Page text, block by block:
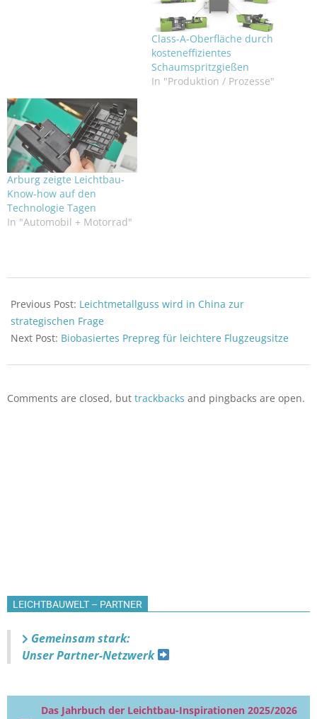
Class-A-Oberfläche durch
kosteneffizientes
Schaumspritzgießen
In "Produktion / Prozesse"
Arburg zeigte Leichtbau-
Know-how auf den
Technologie Tagen
In "Automobil + Motorrad"
05-
15
Previous Post: Leichtmetallguss wird in China zur
strategischen Frage
Next Post: Biobasiertes Prepreg für leichtere Flugzeugsitze
Comments are closed, but trackbacks and pingbacks are open.
LEICHTBAUWELT – PARTNER
Gemeinsam stark:
Unser Partner-Netzwerk
Das Jahrbuch der Leichtbau-Inspirationen 2025/2026